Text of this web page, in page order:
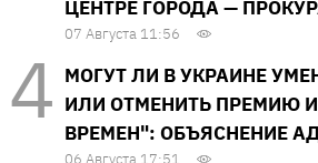
ЦЕНТРЕ ГОРОДА —
07 Августа 11:56
МОГУТ ЛИ В УКРАИНЕ
ИЛИ ОТМЕНИТЬ ПРЕМИЮ
ВРЕМЕН": ОБЪЯСНЕНИЕ
06 Августа 17:51